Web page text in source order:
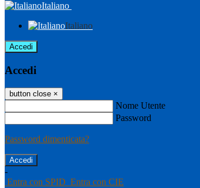
Italiano
Italiano
Accedi
Accedi
button close ×
Nome Utente
Password
Password dimenticata?
-
Entra con SPID Entra con CIE